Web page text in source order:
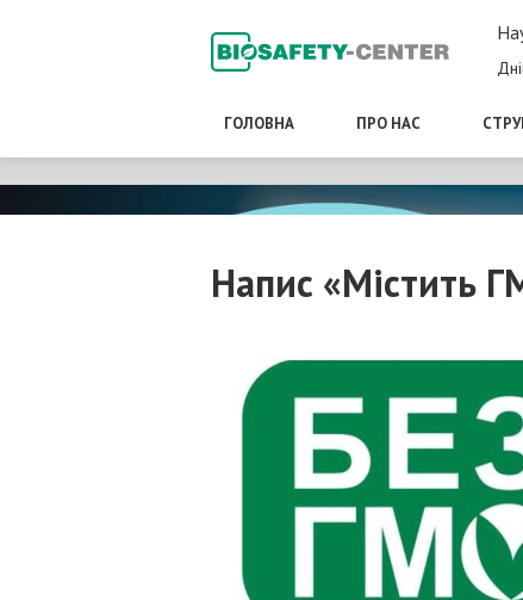
ГОЛОВНА ПРО НАС
Напис «Містить